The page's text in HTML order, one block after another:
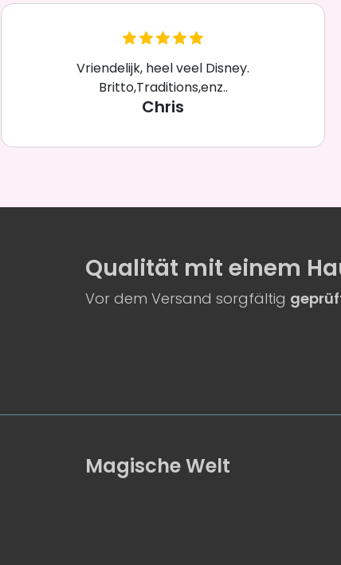
Vriendelijk, heel veel Disney.
Britto,Traditions,enz..
Chris
Qualität mit einem
Vor dem Versand sorgfältig
Magische Welt